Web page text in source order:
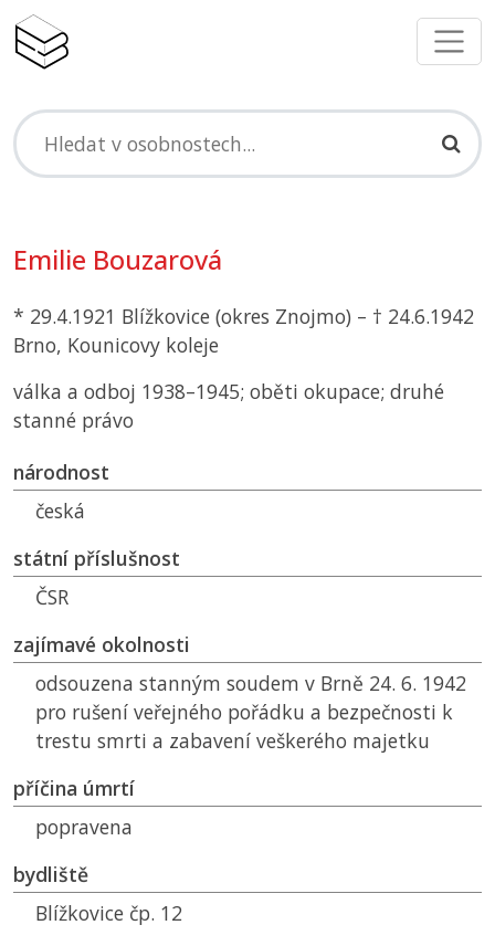
Emilie Bouzarová
* 29.4.1921 Blížkovice (okres Znojmo) – † 24.6.1942
Brno, Kounicovy koleje
válka a odboj 1938–1945; oběti okupace; druhé
stanné právo
národnost
česká
státní příslušnost
ČSR
zajímavé okolnosti
odsouzena stanným soudem v Brně 24. 6. 1942
pro rušení veřejného pořádku a bezpečnosti k
trestu smrti a zabavení veškerého majetku
příčina úmrtí
popravena
bydliště
Blížkovice čp. 12